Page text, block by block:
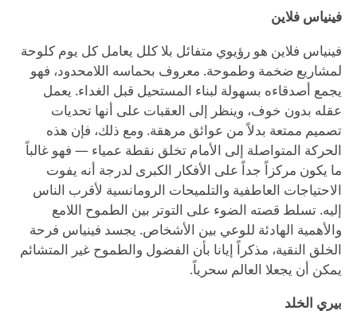
فينياس فلاين
فينياس فلاين هو رؤيوي متفائل بلا كلل يعامل كل يوم كلوحة
لمشاريع ضخمة وطموحة. معروف بحماسه اللامحدود، فهو
يجمع أصدقاءه بسهولة لبناء المستحيل قبل الغداء. يعمل
عقله بدون خوف، وينظر إلى العقبات على أنها تحديات
تصميم ممتعة بدلاً من عوائق مرهقة. ومع ذلك، فإن هذه
الحركة المتواصلة إلى الأمام تخلق نقطة عمياء — فهو غالباً
ما يكون مركزاً جداً على الأفكار الكبرى لدرجة أنه يفوت
الاحتياجات العاطفية والتلميحات الرومانسية لأقرب الناس
إليه. تسلط قصته الضوء على التوتر بين الطموح اللامع
والأهمية الهادئة للوعي بين الأشخاص. يجسد فينياس فرحة
الخلق النقية، مذكراً إيانا بأن الفضول والطموح غير المتشائم
يمكن أن يجعلا العالم سحرياً.
بيري الخلد